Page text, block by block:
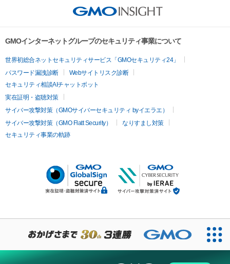
GMOインターネットグループのセキュリティ事業について
世界初総合ネットセキュリティサービス「GMOセキュリティ24」
パスワード漏洩診断
Webサイトリスク診断
セキュリティ相談AIチャットボット
実在証明・盗聴対策
サイバー攻撃対策（GMOサイバーセキュリティ byイエラエ）
サイバー攻撃対策（GMO Flatt Security）
なりすまし対策
セキュリティ事業の軌跡